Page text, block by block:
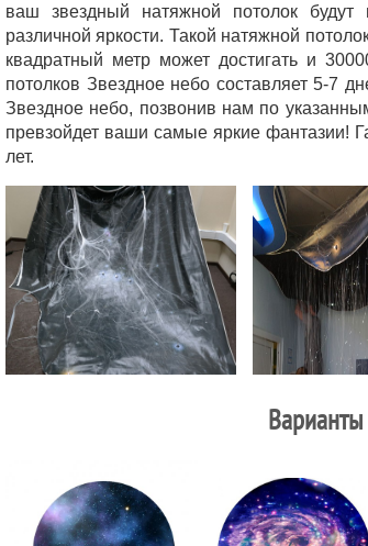
ваш звездный натяжной потолок
различной яркости. Такой натяжной
квадратный метр может достигать и
потолков Звездное небо составляет 5-7
Звездное небо, позвонив нам по
превзойдет ваши самые яркие фантазии!
лет.